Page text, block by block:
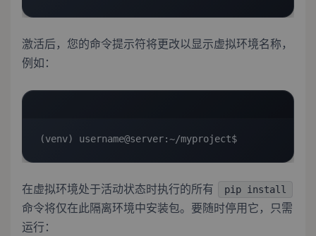
激活后，您的命令提示符将更改以显示虚拟环境名称，
例如：
(venv) username@server:~/myproject$
在虚拟环境处于活动状态时执行的所有 pip install
命令将仅在此隔离环境中安装包。要随时停用它，只需
运行：